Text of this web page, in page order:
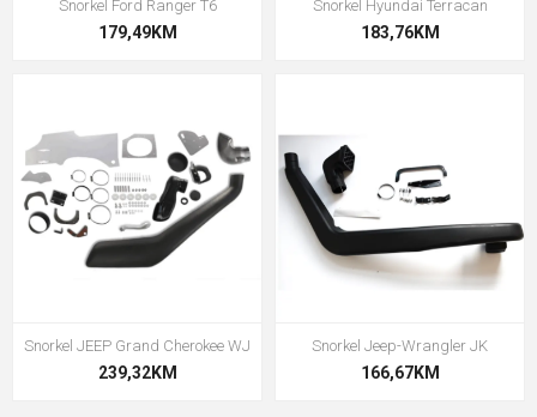
Snorkel Ford Ranger T6
179,49KM
Snorkel Hyundai Terracan
183,76KM
Snorkel JEEP Grand Cherokee WJ
239,32KM
Snorkel Jeep-Wrangler JK
166,67KM